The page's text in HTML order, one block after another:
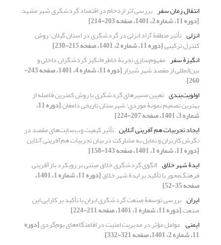
انتقال زمان سفر بررسی اثر ازدحام در اقتصاد گردشگری شهر مشهد
[دوره 11، شماره 2، 1401، صفحه 203-214]
انزلی تأثیر منطقة آزاد انزلی در گردشگری در استان گیلان: روش
کنترل ترکیبی[دوره 11، شماره 2، 1401، صفحه 215-230]
انگیزۀ سفر مفهوم‌سازی تجربۀ خاطره‌انگیز گردشگران داخلی و
بین‌المللی از مقصد شهر شیراز [دوره 11، شماره 4، 1401، صفحه 243-
260]
اولویت‎‌بندی
تعیین مسیرهای گردشگری با روش کمترین فاصله از
بهترین تصمیم نمونۀ موردی: شهرستان تاریخی دامغان [دوره 11،
شماره 3، 1401، صفحه 207-224]
ایجاد تجربیات هم آفرینی آنلاین تأثیر کیفیت وب‌سایت‌های مقصد در
نگرش کاربران و تمایل به مشارکت در بیان تجربیات هم‌آفرینی آنلاین
[دوره 11، شماره 1، 1401، صفحه 143-158]
ایدۀ شهر خلاق الگوی گردشگری خلاق مبتنی بر رویکرد بازآفرینی
فرهنگ‌محور با تأکید بر ایدۀ شهر خلاق [دوره 11، شماره 1، 1401،
صفحه 35-52]
ایران بررسی توسعۀ صنعت گردشگری ایران با تأکید بر کارایی این
صنعت[دوره 11، شماره 1، 1401، صفحه 211-224]
ایمنی عوامل مؤثر در مدیریت امنیت در اقامتگاه‌های بوم‌گردی[دوره
11، شماره 2، 1401، صفحه 321-332]